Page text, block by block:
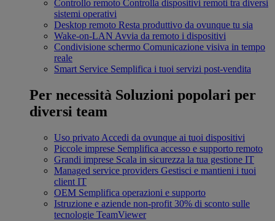
Controllo remoto Controlla dispositivi remoti tra diversi
sistemi operativi
Desktop remoto Resta produttivo da ovunque tu sia
Wake-on-LAN Avvia da remoto i dispositivi
Condivisione schermo Comunicazione visiva in tempo
reale
Smart Service Semplifica i tuoi servizi post-vendita
Per necessità Soluzioni popolari per
diversi team
Uso privato Accedi da ovunque ai tuoi dispositivi
Piccole imprese Semplifica accesso e supporto remoto
Grandi imprese Scala in sicurezza la tua gestione IT
Managed service providers Gestisci e mantieni i tuoi
client IT
OEM Semplifica operazioni e supporto
Istruzione e aziende non-profit 30% di sconto sulle
tecnologie TeamViewer